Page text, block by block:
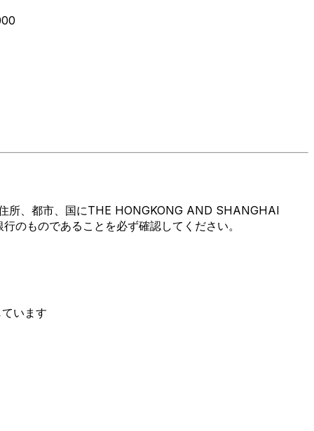
所、都市、国にTHE HONGKONG AND SHANGHAI
ものであることを必ず確認してください。
います